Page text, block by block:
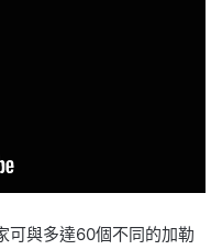
可與多達60個不同的加勒